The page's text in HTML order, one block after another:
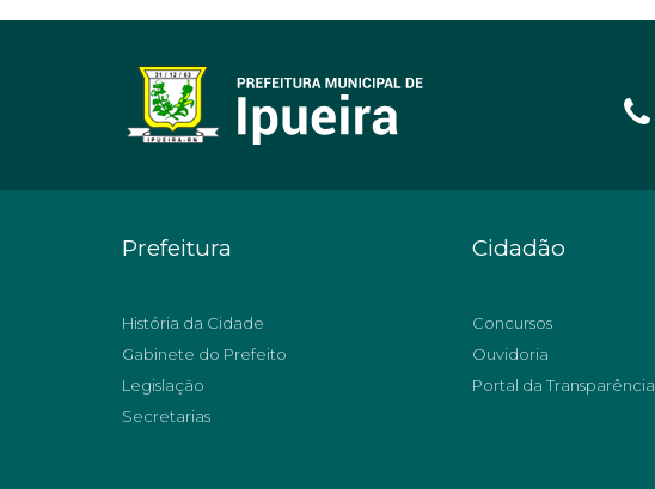
Prefeitura
História da Cidade
Gabinete do Prefeito
Legislação
Secretarias
Cidadão
Concursos
Ouvidoria
Portal da Transparência